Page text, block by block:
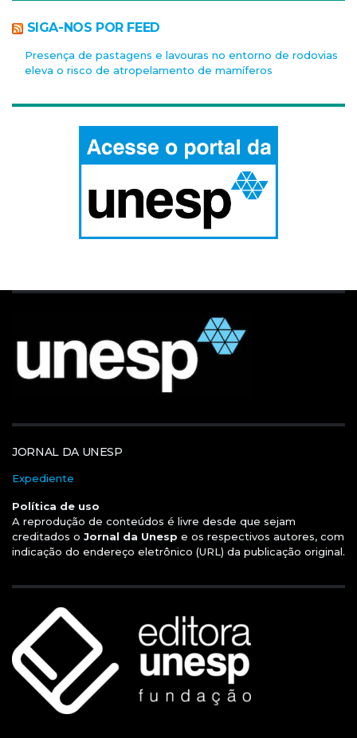
SIGA-NOS POR FEED
Presença de pastagens e lavouras no entorno de rodovias
eleva o risco de atropelamento de mamíferos
JORNAL DA UNESP
Expediente
Política de uso
A reprodução de conteúdos é livre desde que sejam
creditados o Jornal da Unesp e os respectivos autores, com
indicação do endereço eletrônico (URL) da publicação original.